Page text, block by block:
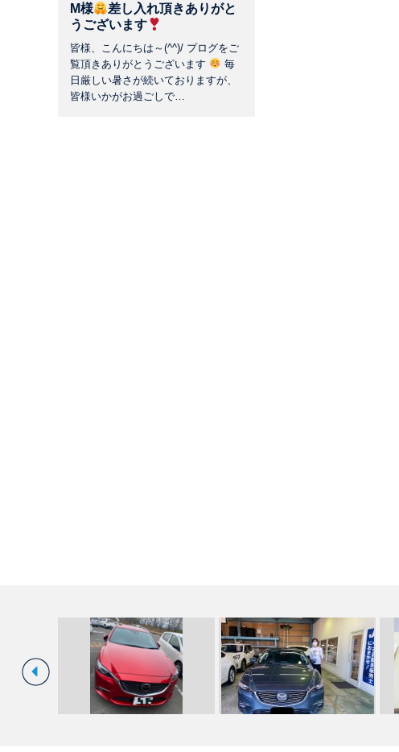
M様
差し入れ頂きありがと
うございます
皆様、こんにちは～(^^)/ プログをご
覧頂きありがとうございます
毎
日厳しい暑さが続いておりますが、
皆様いかがお過ごしで…